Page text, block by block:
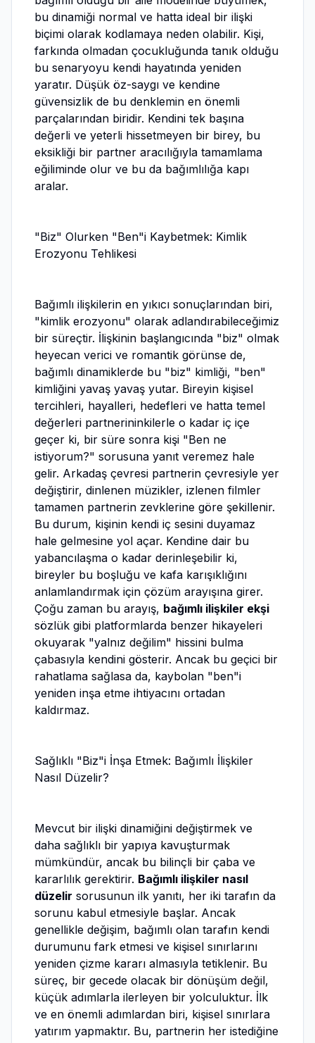
bu dinamiği normal ve hatta ideal bir ilişki
biçimi olarak kodlamaya neden olabilir. Kişi,
farkında olmadan çocukluğunda tanık olduğu
bu senaryoyu kendi hayatında yeniden
yaratır. Düşük öz-saygı ve kendine
güvensizlik de bu denklemin en önemli
parçalarından biridir. Kendini tek başına
değerli ve yeterli hissetmeyen bir birey, bu
eksikliği bir partner aracılığıyla tamamlama
eğiliminde olur ve bu da bağımlılığa kapı
aralar.
"Biz" Olurken "Ben"i Kaybetmek: Kimlik
Erozyonu Tehlikesi
Bağımlı ilişkilerin en yıkıcı sonuçlarından biri,
"kimlik erozyonu" olarak adlandırabileceğimiz
bir süreçtir. İlişkinin başlangıcında "biz" olmak
heyecan verici ve romantik görünse de,
bağımlı dinamiklerde bu "biz" kimliği, "ben"
kimliğini yavaş yavaş yutar. Bireyin kişisel
tercihleri, hayalleri, hedefleri ve hatta temel
değerleri partnerininkilerle o kadar iç içe
geçer ki, bir süre sonra kişi "Ben ne
istiyorum?" sorusuna yanıt veremez hale
gelir. Arkadaş çevresi partnerin çevresiyle yer
değiştirir, dinlenen müzikler, izlenen filmler
tamamen partnerin zevklerine göre şekillenir.
Bu durum, kişinin kendi iç sesini duyamaz
hale gelmesine yol açar. Kendine dair bu
yabancılaşma o kadar derinleşebilir ki,
bireyler bu boşluğu ve kafa karışıklığını
anlamlandırmak için çözüm arayışına girer.
Çoğu zaman bu arayış, bağımlı ilişkiler ekşi
sözlük gibi platformlarda benzer hikayeleri
okuyarak "yalnız değilim" hissini bulma
çabasıyla kendini gösterir. Ancak bu geçici bir
rahatlama sağlasa da, kaybolan "ben"i
yeniden inşa etme ihtiyacını ortadan
kaldırmaz.
Sağlıklı "Biz"i İnşa Etmek: Bağımlı İlişkiler
Nasıl Düzelir?
Mevcut bir ilişki dinamiğini değiştirmek ve
daha sağlıklı bir yapıya kavuşturmak
mümkündür, ancak bu bilinçli bir çaba ve
kararlılık gerektirir. Bağımlı ilişkiler nasıl
düzelir sorusunun ilk yanıtı, her iki tarafın da
sorunu kabul etmesiyle başlar. Ancak
genellikle değişim, bağımlı olan tarafın kendi
durumunu fark etmesi ve kişisel sınırlarını
yeniden çizme kararı almasıyla tetiklenir. Bu
süreç, bir gecede olacak bir dönüşüm değil,
küçük adımlarla ilerleyen bir yolculuktur. İlk
ve en önemli adımlardan biri, kişisel sınırlara
yatırım yapmaktır. Bu, partnerin her istediğine